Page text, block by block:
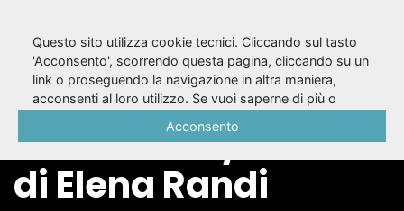
Antologia di scritti
Delsartiani / a cura
di Elena Randi
Questo sito utilizza cookie tecnici. Cliccando sul tasto
'Acconsento', scorrendo questa pagina, cliccando su un
link o proseguendo la navigazione in altra maniera,
acconsenti al loro utilizzo. Se vuoi saperne di più o
Acconsento